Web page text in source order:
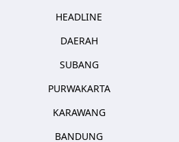
HEADLINE
DAERAH
SUBANG
PURWAKARTA
KARAWANG
BANDUNG